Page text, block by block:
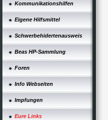
Kommunikationshilfen
Eigene Hilfsmittel
Schwerbehidertenausweis
Beas HP-Sammlung
Foren
Info Webseiten
Impfungen
Eure Links